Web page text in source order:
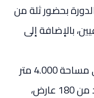
بحضور ثلة من
بالإضافة إلى
ويعد هذا المعرض، المقام على مساحة 4.000 متر
مربع والذي يشهد مشاركة أزيد من 180 عارض،